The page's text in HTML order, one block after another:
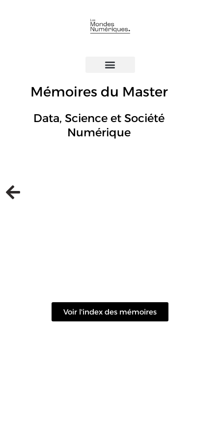
Mémoires du Master
Data, Science et Société
Numérique
Voir l'index des mémoires